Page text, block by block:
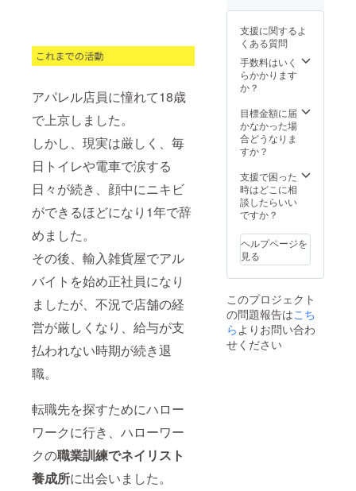
アパレル店員に憧れて18歳
で上京しました。
しかし、現実は厳しく、毎
日トイレや電車で涙する
日々が続き、顔中にニキビ
ができるほどになり1年で辞
めました。
その後、輸入雑貨屋でアル
バイトを始め正社員になり
ましたが、不況で店舗の経
営が厳しくなり、給与が支
払われない時期が続き退
職。
転職先を探すためにハロー
ワークに行き、ハローワー
クの職業訓練でネイリスト
養成所に出会いました。
実施場
所まで
費は支
援者さ
くださ
い。 ※
認定講
後、認
定講師
加盟料
とし
て、
月々
費用が
発生し
ます。
（詳細
は当店
インス
あたり
上代
3,300円
(税込)で
販売販
売して
（量産
効率が
向上し
規販売
価格が
販売予
定価格
より下
がる可
ござい
ま
す。）
_naho_j
iyugaok
a/
・月
20回程
度の
Zoom
ミー
ティン
す。 ※
備考欄
に掲載
記載し
てくだ
さい。
※インス
ムのア
カウン
トがあ
る方
考欄に
アカウ
ント名
を記載
各支援
毎に、
お名
前・
URLを
ただき
ます。
・月1
グラム
ストー
リーに
投稿
トー
リーハ
イライ
ト掲載
掲載よ
り1年間
※備考欄
に掲載
名とリ
名を印
服(T
シャツ
やパー
カー等)
を着
犬「ミ
リオ
ン」と
散歩し
②ス
トー
リーを
各支援
毎に、
お名
前・
URLを
せてい
ただき
ます。
・月1
回のイ
支援に関するよ
くある質問
手数料はいく
らかかります
か？
目標金額に届
かなかった場
合どうなりま
すか？
支援で困った
時はどこに相
談したらいい
ですか？
ヘルプページを
見る
このプロジェクト
の問題報告はこち
ら よりお問い合わ
せください